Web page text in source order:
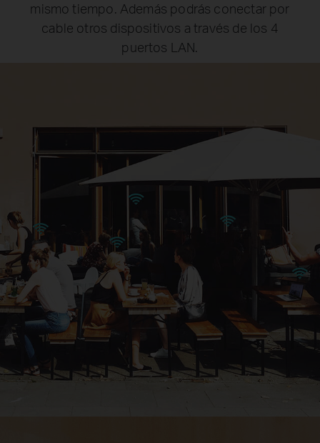
mismo tiempo. Además podrás conectar por
cable otros dispositivos a través de los 4
puertos LAN.